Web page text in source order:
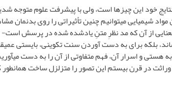
خود این چیزها است، ولی با پیشرفت علوم متوجه
شیمیایی می­توانیم چنین تأثیراتی را روی بدنمان
از آن که مد نظرِ متنِ یادشده شده در پرسش
بلکه برای به دست آوردن سنت تکوینی، بایستی
هستی و اسرار آن، فهم متفاوتی از آن را به دست
وراثت در قرن بیستم این تصور را متزلزل ساخت